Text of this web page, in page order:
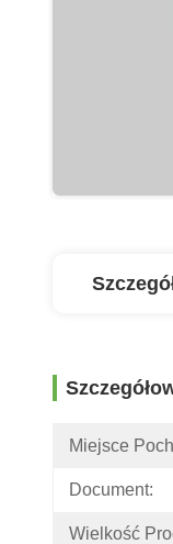
Miejsce
Document:
Wielkość